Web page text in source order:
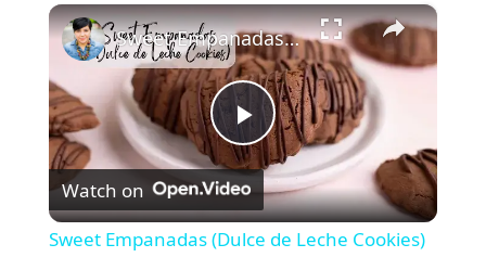
Play Fullscreen ×
P
l
Sweet Empanadas (Dulce de Leche Cookies)
Watch on
Sweet Empanadas (Dulce de Leche Cookies)